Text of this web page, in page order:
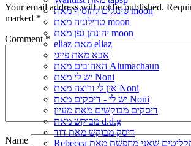
סינגלים להוסיף מאת moon
טרילוגיה מאת moon
יהונתן גפן מאת moon
eliaz מאת eliaz
אבא מאת פייגי
האהובים מאת Alumachaun
יש לי מאת Noni
אין לי ורוצה מאת Noni
יש לי - דיסקים מאת Noni
דיסקים מבוקשים מאת מעיין
מבוקש מאת d.d.g
דיסק מבוקש מאת דוד
Your email address will not be published.
marked *
Comment*
Name